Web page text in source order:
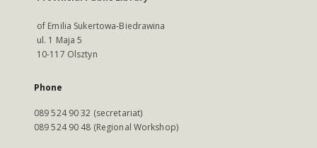
of Emilia Sukertowa-Biedrawina
ul. 1 Maja 5
10-117 Olsztyn
Phone
089 524 90 32 (secretariat)
089 524 90 48 (Regional Workshop)